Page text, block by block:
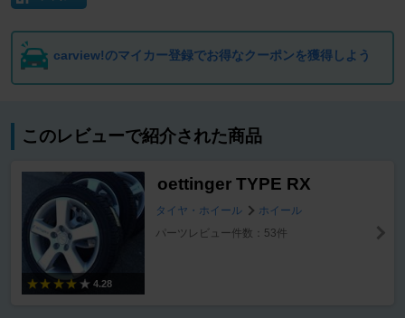
carview!のマイカー登録でお得なクーポンを獲得しよう
このレビューで紹介された商品
4.28
oettinger TYPE RX
タイヤ・ホイール
ホイール
パーツレビュー件数：53件